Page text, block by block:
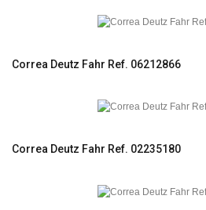
Correa Deutz Fahr Ref. 06212866
Correa Deutz Fahr Ref. 02235180